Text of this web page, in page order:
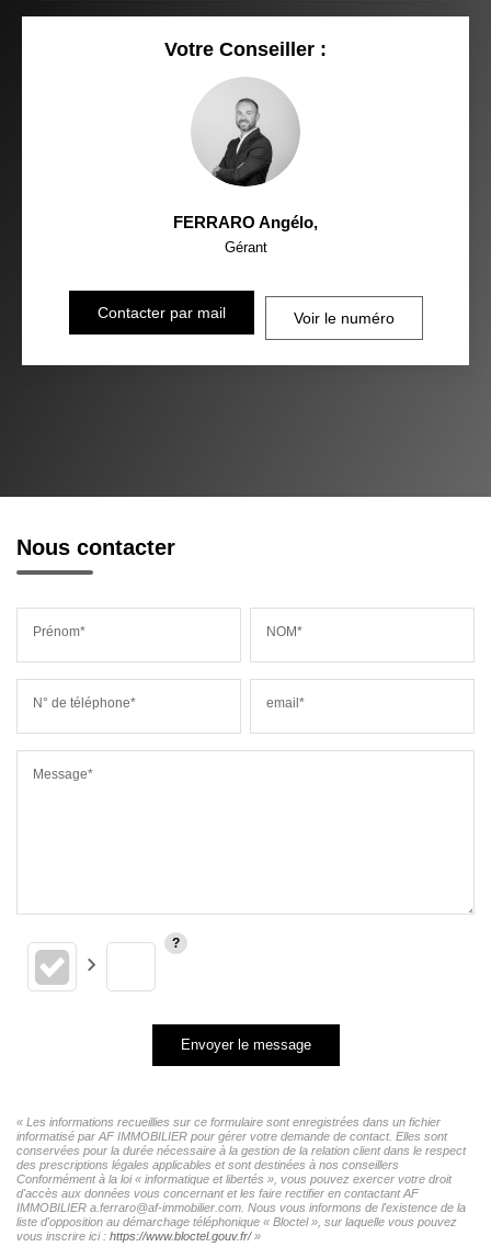
Votre Conseiller :
FERRARO Angélo,
Gérant
Contacter par mail Voir le numéro
Nous contacter
Prénom* NOM*
N° de téléphone* email*
Message*
Envoyer le message
« Les informations recueillies sur ce formulaire sont enregistrées dans un fichier
informatisé par AF IMMOBILIER pour gérer votre demande de contact. Elles sont
conservées pour la durée nécessaire à la gestion de la relation client dans le respect
des prescriptions légales applicables et sont destinées à nos conseillers
Conformément à la loi « informatique et libertés », vous pouvez exercer votre droit
d'accès aux données vous concernant et les faire rectifier en contactant AF
IMMOBILIER a.ferraro@af-immobilier.com. Nous vous informons de l'existence de la
liste d'opposition au démarchage téléphonique « Bloctel », sur laquelle vous pouvez
vous inscrire ici : https://www.bloctel.gouv.fr/»